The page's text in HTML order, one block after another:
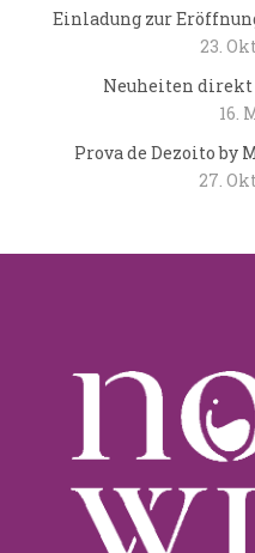
Einladung zur
23.
Neuheiten direkt
16.
Prova de Dezoito by
27.